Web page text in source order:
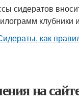
сидератов
клубники
на